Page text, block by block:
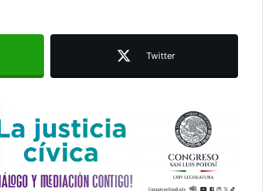
Twitter
Gobierno del Estado
Parques Tangamanga y defiende
Carlos Arreola pide a morenistas no
adelantarse y denuncia guerra de
bots rumbo a 2027